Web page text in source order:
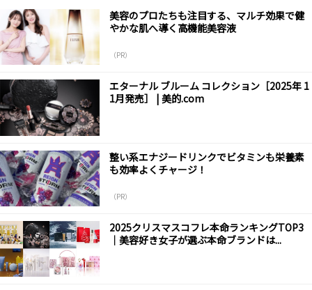
美容のプロたちも注目する、マルチ効果で健
やかな肌へ導く高機能美容液
（PR）
エターナル ブルーム コレクション［2025年 1
1月発売］ | 美的.com
整い系エナジードリンクでビタミンも栄養素
も効率よくチャージ！
（PR）
2025クリスマスコフレ本命ランキングTOP3
｜美容好き女子が選ぶ本命ブランドは...